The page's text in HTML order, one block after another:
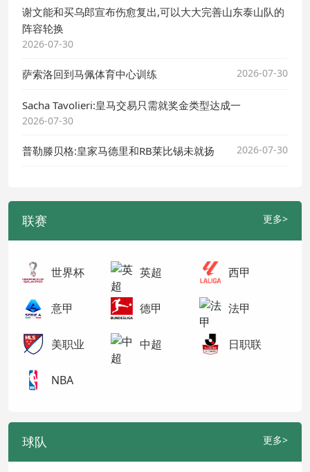
谢文能和买乌郎宣布伤愈复出,可以大大完善山东泰山队的
阵容轮换
2026-07-30
萨索洛回到马佩体育中心训练 2026-07-30
Sacha Tavolieri:皇马交易只需就奖金类型达成一
2026-07-30
普勒滕贝格:皇家马德里和RB莱比锡未就扬 2026-07-30
联赛 更多>
世界杯 英超 西甲
意甲 德甲 法甲
美职业 中超 日职联
NBA
球队 更多>